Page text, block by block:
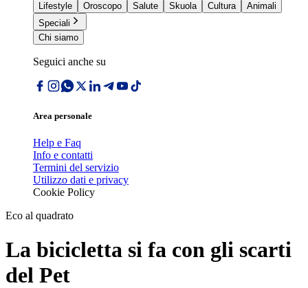
Lifestyle
Oroscopo Salute Skuola Cultura
Animali
Speciali
Chi siamo
Seguici anche su
Area personale
Help e Faq
Info e contatti
Termini del servizio
Utilizzo dati e privacy
Cookie Policy
Eco al quadrato
La bicicletta si fa con gli scarti
del Pet